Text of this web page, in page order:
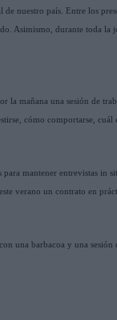
nuestro país. Entre los
Asimismo, durante toda la
la mañana una sesión de
cómo comportarse, cuál
mantener entrevistas in
verano un contrato en
una barbacoa y una sesión